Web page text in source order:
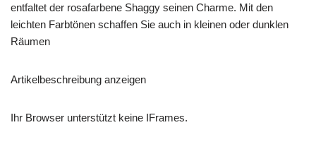
entfaltet der rosafarbene Shaggy seinen Charme. Mit den
leichten Farbtönen schaffen Sie auch in kleinen oder dunklen
Räumen
Artikelbeschreibung anzeigen
Ihr Browser unterstützt keine IFrames.